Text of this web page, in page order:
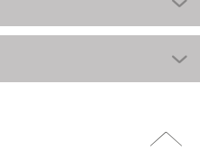
arriba